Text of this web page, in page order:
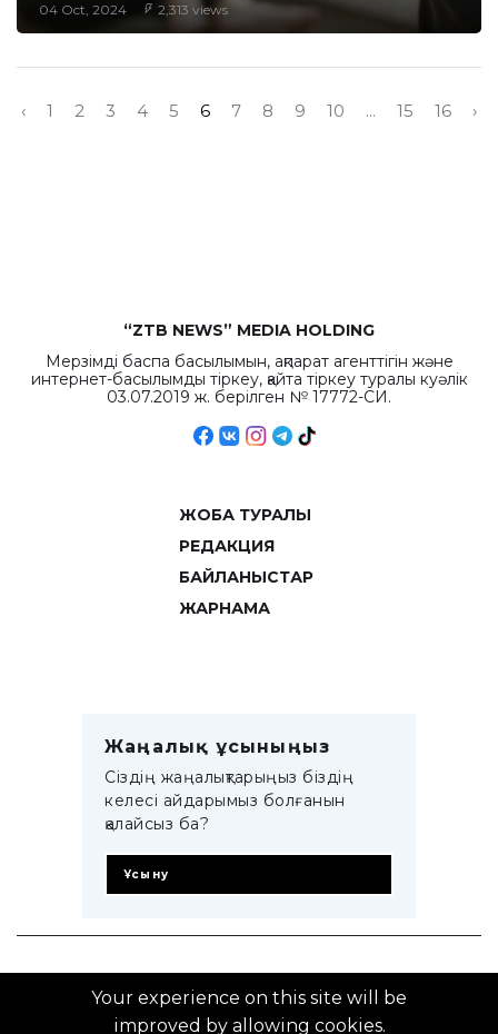
04 Oct, 2024 2,313 views
‹ 1 2 3 4 5 6 7 8 9 10 ... 15 16 ›
“ZTB NEWS” MEDIA HOLDING
Мерзімді баспа басылымын, ақпарат агенттігін және
интернет-басылымды тіркеу, қайта тіркеу туралы куәлік
03.07.2019 ж. берілген № 17772-СИ.
ЖОБА ТУРАЛЫ
РЕДАКЦИЯ
БАЙЛАНЫСТАР
ЖАРНАМА
Жаңалық ұсыныңыз
Сіздің жаңалықтарыңыз біздің
келесі айдарымыз болғанын
қалайсыз ба?
Ұсыну
© 2014–2025 ZTB.KZ
Your experience on this site will be
improved by allowing cookies.